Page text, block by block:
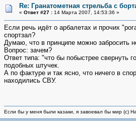
Re: Гранатометная стрельба с
« Ответ #27 :14 Марта 2007, 14:53:36 »
Если речь идёт о арбалетах и прочих
спортзал?
Думаю, что в принципе можно забросить
Вопрос: зачем?
Ответ типа: "что бы побыстрее свернуть
подобных штучек.
А по фактуре и так ясно, что ничего в
находились СВУ.
Если бы у меня были казаки, я завоевал бы мир (с)